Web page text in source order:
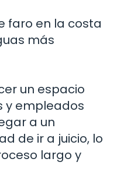
faro en la costa
más
un espacio
y empleados
a un
de ir a juicio, lo
largo y